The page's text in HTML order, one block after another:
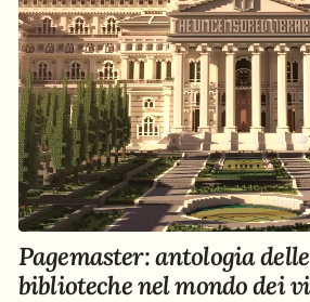
Pagemaster: antologia
biblioteche nel mondo dei